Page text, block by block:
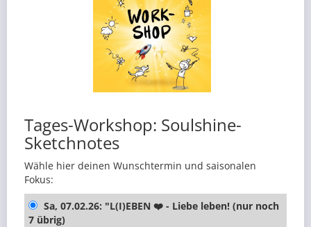
Tages-Workshop: Soulshine-
Sketchnotes
Wähle hier deinen Wunschtermin und saisonalen
Fokus:
Sa, 07.02.26: "L(I)EBEN ❤️ - Liebe leben! (nur noch
7 übrig)